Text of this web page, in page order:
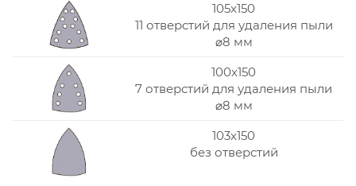
105x150
11 отверстий для удаления пыли
⌀8 мм
100x150
7 отверстий для удаления пыли
⌀8 мм
103x150
без отверстий